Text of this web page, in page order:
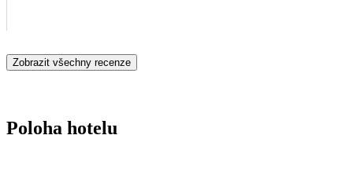
Zobrazit všechny recenze
Poloha hotelu